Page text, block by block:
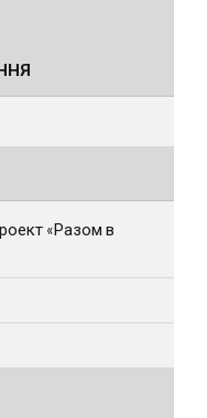
«Разом в